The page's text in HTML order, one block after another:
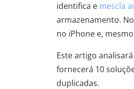
identifica e mescla
armazenamento.
no iPhone e,
Este artigo
fornecerá 10
duplicadas.